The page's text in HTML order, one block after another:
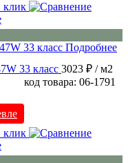
клик
Подробнее
33 класс 3023 ₽ / м2
код товара: 06-1791
клик